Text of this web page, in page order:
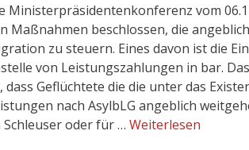
Ministerpräsidentenkonferenz vom
Maßnahmen beschlossen, die
zu steuern. Eines davon ist die
von Leistungszahlungen in bar.
dass Geflüchtete die die unter das
nach AsylbLG angeblich
Schleuser oder für … Weiterlesen